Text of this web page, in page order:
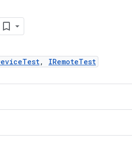
, IRemoteTest